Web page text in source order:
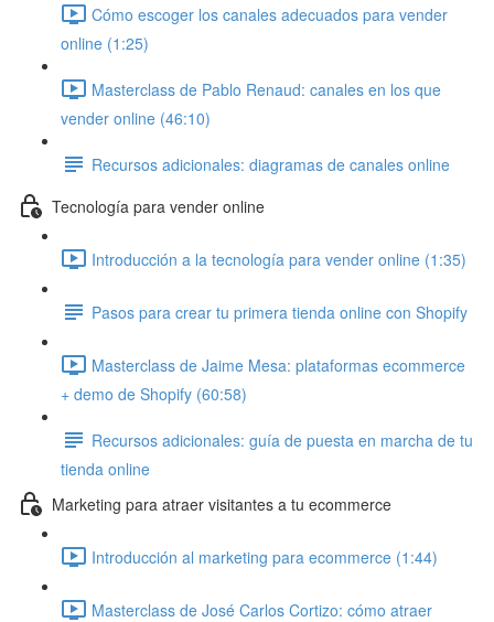
Cómo escoger los canales adecuados para vender
online (1:25)
Masterclass de Pablo Renaud: canales en los que
vender online (46:10)
Recursos adicionales: diagramas de canales online
Tecnología para vender online
Introducción a la tecnología para vender online (1:35)
Pasos para crear tu primera tienda online con Shopify
Masterclass de Jaime Mesa: plataformas ecommerce
+ demo de Shopify (60:58)
Recursos adicionales: guía de puesta en marcha de tu
tienda online
Marketing para atraer visitantes a tu ecommerce
Introducción al marketing para ecommerce (1:44)
Masterclass de José Carlos Cortizo: cómo atraer